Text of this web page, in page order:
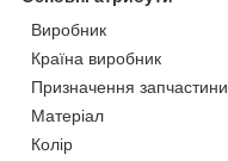
Виробник
Країна виробник
Призначення запчастини
Матеріал
Колір